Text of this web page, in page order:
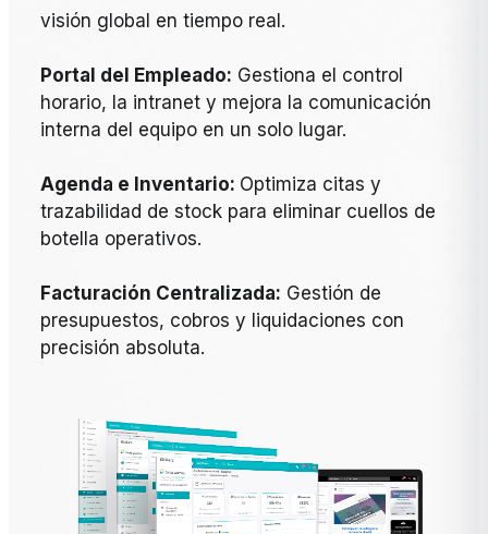
visión global en tiempo real.
Portal del Empleado: Gestiona el control
horario, la intranet y mejora la comunicación
interna del equipo en un solo lugar.
Agenda e Inventario: Optimiza citas y
trazabilidad de stock para eliminar cuellos de
botella operativos.
Facturación Centralizada: Gestión de
presupuestos, cobros y liquidaciones con
precisión absoluta.